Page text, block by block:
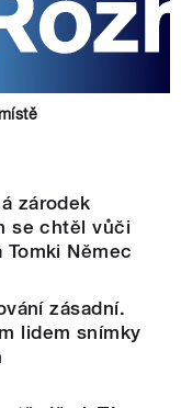
zárodek
se chtěl vůči
Němec
zásadní.
lidem snímky